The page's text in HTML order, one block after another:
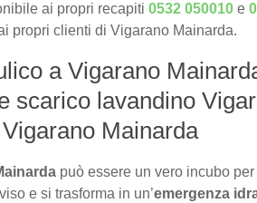
ai propri recapiti 0532 050010 e
propri clienti di Vigarano Mainarda.
a Vigarano
scarico lavandino
Mainarda
può essere un vero incubo
e si trasforma in un’emergenza